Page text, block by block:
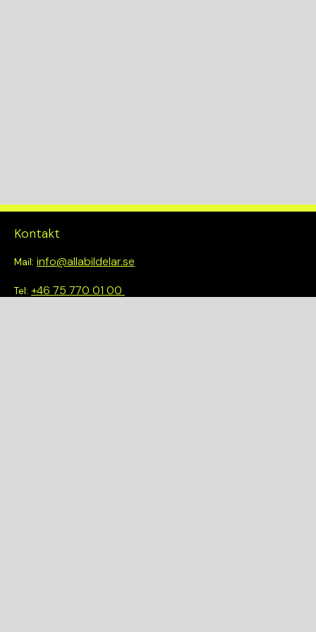
Kontakt
Mail: info@allabildelar.se
Tel: +46 75 770 01 00